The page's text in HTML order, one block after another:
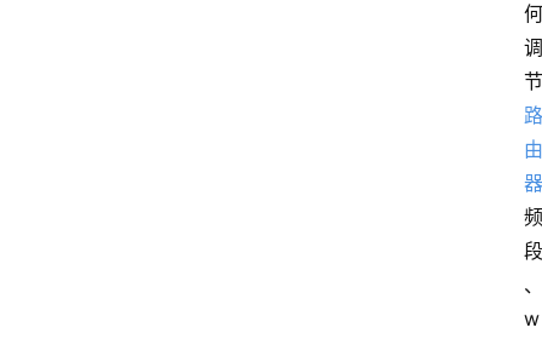
何
调
节
路
由
器
频
段
、
w